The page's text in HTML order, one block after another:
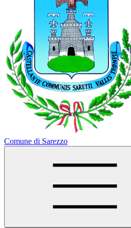
Comune di Sarezzo